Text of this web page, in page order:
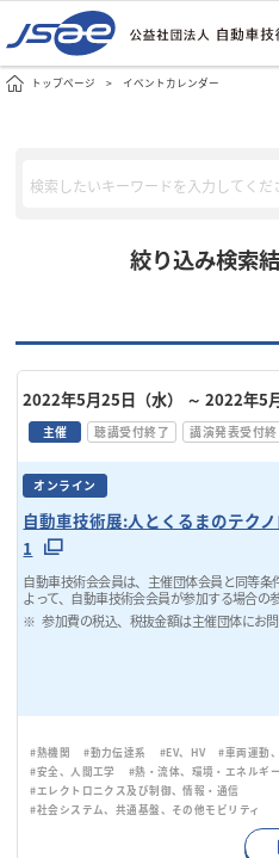
トップページ イベントカレンダー
絞り込み検索
2022年5月25日（水） ～ 2022年5
主催 聴講受付終了 講演発表受付終
オンライン
自動車技術展:人とくるまのテク
1
自動車技術会会員は、主催団体会員と同等条
よって、自動車技術会会員が参加する場合の
参加費の税込、税抜金額は主催団体にお問
#熱機関 #動力伝達系 #EV、HV
#車両運動
#安全、人間工学
#熱・流体、環境・エネルギ
#エレクトロニクス及び制御、情報・通信
#社会システム、共通基盤、その他モビリティ